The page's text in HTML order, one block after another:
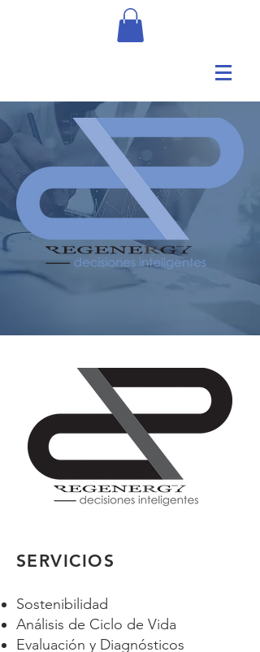
SERVICIOS
Sostenibilidad
Análisis de Ciclo de Vida
Evaluación y Diagnósticos